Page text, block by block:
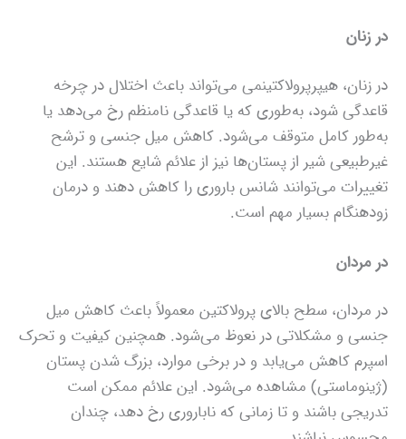
در زنان
در زنان، هیپرپرولاکتینمی می‌تواند باعث اختلال در چرخه
قاعدگی شود، به‌طوری که یا قاعدگی نامنظم رخ می‌دهد یا
به‌طور کامل متوقف می‌شود. کاهش میل جنسی و ترشح
غیرطبیعی شیر از پستان‌ها نیز از علائم شایع هستند. این
تغییرات می‌توانند شانس باروری را کاهش دهند و درمان
زودهنگام بسیار مهم است.
در مردان
در مردان، سطح بالای پرولاکتین معمولاً باعث کاهش میل
جنسی و مشکلاتی در نعوظ می‌شود. همچنین کیفیت و تحرک
اسپرم کاهش می‌یابد و در برخی موارد، بزرگ شدن پستان
(ژینوماستی) مشاهده می‌شود. این علائم ممکن است
تدریجی باشند و تا زمانی که ناباروری رخ دهد، چندان